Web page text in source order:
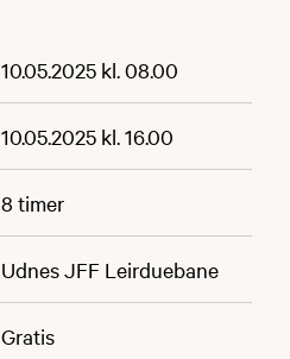
10.05.2025 kl. 08.00
10.05.2025 kl. 16.00
8 timer
Udnes JFF Leirduebane
Gratis